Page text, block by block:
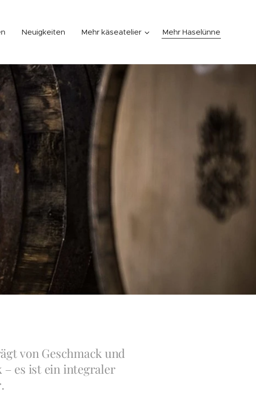
Neuigkeiten Mehr käseatelier Mehr Haselünne
von Geschmack und
– es ist ein integraler